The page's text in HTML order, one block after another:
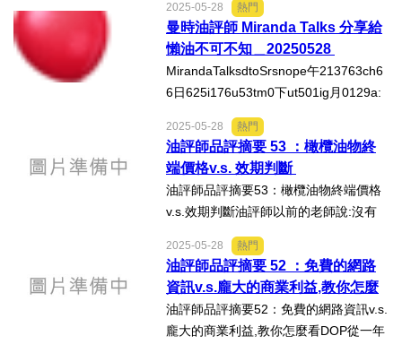
6ZsqU/LadyKim橄欖油要放冰箱嗎？常
聽到有人說：「橄欖油買回家後要冰起
來，比較不容易...
2025-05-28 熱門
曼時油評師 Miranda Talks 分享給
懶油不可不知＿20250528
MirandaTalksdtoSrsnope午213763ch6
6日625i176u53tm0下ut501ig月0129a:
無聲的養生前兩天一位很親近的長輩打
電話給我，她心情愉悅且一開口就是...
2025-05-28 熱門
油評師品評摘要 53 ：橄欖油物終
端價格v.s. 效期判斷
油評師品評摘要53：橄欖油物終端價格
v.s.效期判斷油評師以前的老師說:沒有
話套在今天的橄欖油市場上,我們來説説
怎麼從價格看效期吧!橄欖油一年一採一
製,整個地...
2025-05-28 熱門
油評師品評摘要 52 ：免費的網路
資訊v.s.龐大的商業利益,教你怎麼
看 DOP
油評師品評摘要52：免費的網路資訊v.s.
龐大的商業利益,教你怎麼看DOP從一年